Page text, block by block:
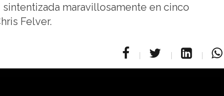
maravillosamente en cinco
Felver.